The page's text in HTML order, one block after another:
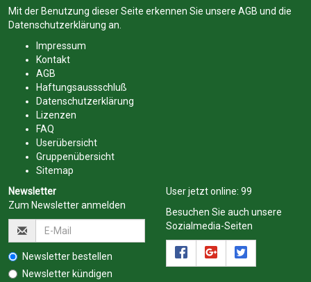
Mit der Benutzung dieser Seite erkennen Sie unsere AGB und die
Datenschutzerklärung an.
Impressum
Kontakt
AGB
Haftungsaussschluß
Datenschutzerklärung
Lizenzen
FAQ
Userübersicht
Gruppenübersicht
Sitemap
Newsletter
Zum Newsletter anmelden
Newsletter bestellen
Newsletter kündigen
User jetzt online: 99
Besuchen Sie auch unsere
Sozialmedia-Seiten